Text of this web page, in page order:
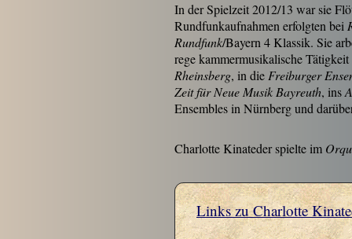
Links zu Charlotte
Charlotte Kinateder spielte im
In der Spielzeit 2012/13 war sie
Rundfunkaufnahmen erfolgten bei
Rundfunk/Bayern 4 Klassik. Sie
rege kammermusikalische
Rheinsberg, in die Freiburger
Zeit für Neue Musik Bayreuth, ins
Ensembles in Nürnberg und